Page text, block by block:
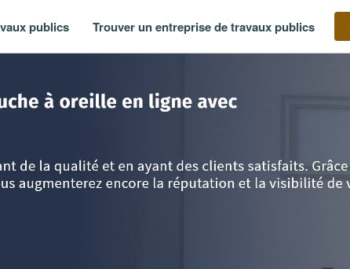
publics Trouver un entreprise de travaux publics